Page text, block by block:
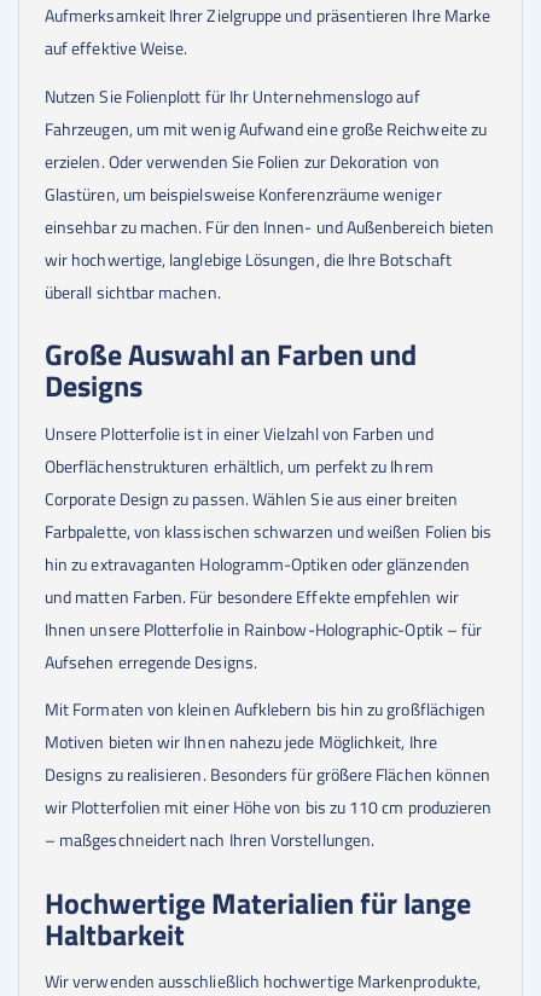
Aufmerksamkeit Ihrer Zielgruppe und präsentieren Ihre Marke
auf effektive Weise.
Nutzen Sie Folienplott für Ihr Unternehmenslogo auf
Fahrzeugen, um mit wenig Aufwand eine große Reichweite zu
erzielen. Oder verwenden Sie Folien zur Dekoration von
Glastüren, um beispielsweise Konferenzräume weniger
einsehbar zu machen. Für den Innen- und Außenbereich bieten
wir hochwertige, langlebige Lösungen, die Ihre Botschaft
überall sichtbar machen.
Große Auswahl an Farben und
Designs
Unsere Plotterfolie ist in einer Vielzahl von Farben und
Oberflächenstrukturen erhältlich, um perfekt zu Ihrem
Corporate Design zu passen. Wählen Sie aus einer breiten
Farbpalette, von klassischen schwarzen und weißen Folien bis
hin zu extravaganten Hologramm-Optiken oder glänzenden
und matten Farben. Für besondere Effekte empfehlen wir
Ihnen unsere Plotterfolie in Rainbow-Holographic-Optik – für
Aufsehen erregende Designs.
Mit Formaten von kleinen Aufklebern bis hin zu großflächigen
Motiven bieten wir Ihnen nahezu jede Möglichkeit, Ihre
Designs zu realisieren. Besonders für größere Flächen können
wir Plotterfolien mit einer Höhe von bis zu 110 cm produzieren
– maßgeschneidert nach Ihren Vorstellungen.
Hochwertige Materialien für lange
Haltbarkeit
Wir verwenden ausschließlich hochwertige Markenprodukte,